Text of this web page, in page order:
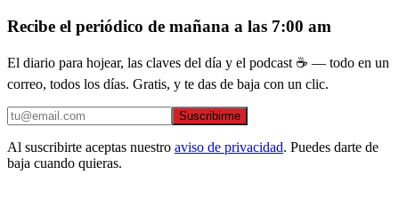
Recibe el periódico de mañana a las 7:00 am
El diario para hojear, las claves del día y el podcast ☕ — todo en un
correo, todos los días. Gratis, y te das de baja con un clic.
Suscribirme
Al suscribirte aceptas nuestro aviso de privacidad. Puedes darte de
baja cuando quieras.